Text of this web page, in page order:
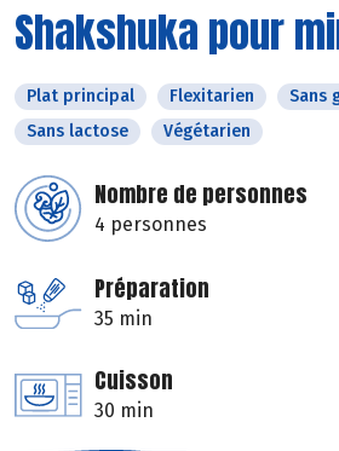
Shakshuka pour
Plat principal Flexitarien
Sans
Sans lactose
Végétarien
Nombre de personnes
4 personnes
Préparation
35 min
Cuisson
30 min